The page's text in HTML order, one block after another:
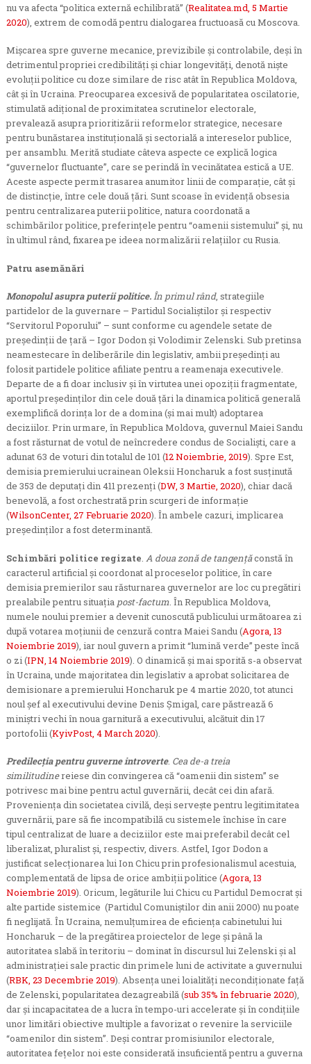
nu va afecta “politica externă echilibrată” (Realitatea.md, 5 Martie
2020), extrem de comodă pentru dialogarea fructuoasă cu Moscova.
Mișcarea spre guverne mecanice, previzibile și controlabile, deși în
detrimentul propriei credibilități și chiar longevități, denotă niște
evoluții politice cu doze similare de risc atât în Republica Moldova,
cât și în Ucraina. Preocuparea excesivă de popularitatea oscilatorie,
stimulată adițional de proximitatea scrutinelor electorale,
prevalează asupra prioritizării reformelor strategice, necesare
pentru bunăstarea instituțională și sectorială a intereselor publice,
per ansamblu. Merită studiate câteva aspecte ce explică logica
“guvernelor fluctuante”, care se perindă în vecinătatea estică a UE.
Aceste aspecte permit trasarea anumitor linii de comparație, cât și
de distincție, între cele două țări. Sunt scoase în evidență obsesia
pentru centralizarea puterii politice, natura coordonată a
schimbărilor politice, preferințele pentru “oamenii sistemului” și, nu
în ultimul rând, fixarea pe ideea normalizării relațiilor cu Rusia.
Patru asemănări
Monopolul asupra puterii politice.În primul rând, strategiile
partidelor de la guvernare – Partidul Socialiștilor și respectiv
“Servitorul Poporului” – sunt conforme cu agendele setate de
președinții de țară – Igor Dodon și Volodimir Zelenski. Sub pretinsa
neamestecare în deliberările din legislativ, ambii președinți au
folosit partidele politice afiliate pentru a reamenaja executivele.
Departe de a fi doar inclusiv și în virtutea unei opoziții fragmentate,
aportul președinților din cele două țări la dinamica politică generală
exemplifică dorința lor de a domina (și mai mult) adoptarea
deciziilor. Prin urmare, în Republica Moldova, guvernul Maiei Sandu
a fost răsturnat de votul de neîncredere condus de Socialiști, care a
adunat 63 de voturi din totalul de 101 (12 Noiembrie, 2019). Spre Est,
demisia premierului ucrainean Oleksii Honcharuk a fost susținută
de 353 de deputați din 411 prezenți (DW, 3 Martie, 2020), chiar dacă
benevolă, a fost orchestrată prin scurgeri de informație
(WilsonCenter, 27 Februarie 2020). În ambele cazuri, implicarea
președinților a fost determinantă.
Schimbări politice regizate A doua zonă de tangențăconstă în
caracterul artificial și coordonat al proceselor politice, în care
demisia premierilor sau răsturnarea guvernelor are loc cu pregătiri
prealabile pentru situația post-factum. În Republica Moldova,
numele noului premier a devenit cunoscută publicului următoarea zi
după votarea moțiunii de cenzură contra Maiei Sandu (Agora, 13
Noiembrie 2019), iar noul guvern a primit “lumină verde” peste încă
o zi (IPN, 14 Noiembrie 2019). O dinamică și mai sporită s-a observat
în Ucraina, unde majoritatea din legislativ a aprobat solicitarea de
demisionare a premierului Honcharuk pe 4 martie 2020, tot atunci
noul șef al executivului devine Denis Șmigal, care păstrează 6
miniștri vechi în noua garnitură a executivului, alcătuit din 17
portofolii (KyivPost, 4 March 2020).
Predilecția pentru guverne introverte. Cea de-a treia
similitudinereiese din convingerea că “oamenii din sistem” se
potrivesc mai bine pentru actul guvernării, decât cei din afară.
Proveniența din societatea civilă, deși servește pentru legitimitatea
guvernării, pare să fie incompatibilă cu sistemele închise în care
tipul centralizat de luare a deciziilor este mai preferabil decât cel
liberalizat, pluralist și, respectiv, divers. Astfel, Igor Dodon a
justificat selecționarea lui Ion Chicu prin profesionalismul acestuia,
complementată de lipsa de orice ambiții politice (Agora, 13
Noiembrie 2019). Oricum, legăturile lui Chicu cu Partidul Democrat și
alte partide sistemice (Partidul Comuniștilor din anii 2000) nu poate
fi neglijată. În Ucraina, nemulțumirea de eficiența cabinetului lui
Honcharuk – de la pregătirea proiectelor de lege și până la
autoritatea slabă în teritoriu – dominat în discursul lui Zelenski și al
administrației sale practic din primele luni de activitate a guvernului
(RBK, 23 Decembrie 2019). Absența unei loialități necondiționate față
de Zelenski, popularitatea dezagreabilă (sub 35% în februarie 2020),
dar și incapacitatea de a lucra în tempo-uri accelerate și în condițiile
unor limitări obiective multiple a favorizat o revenire la serviciile
“oamenilor din sistem”. Deși contrar promisiunilor electorale,
autoritatea fețelor noi este considerată insuficientă pentru a guverna